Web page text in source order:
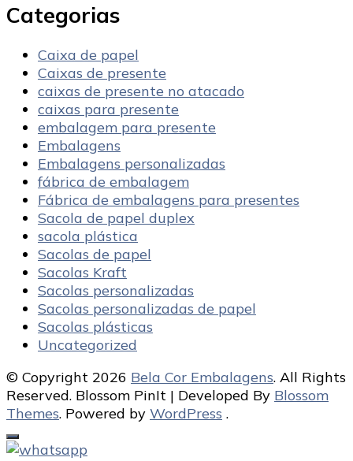
Categorias
Caixa de papel
Caixas de presente
caixas de presente no atacado
caixas para presente
embalagem para presente
Embalagens
Embalagens personalizadas
fábrica de embalagem
Fábrica de embalagens para presentes
Sacola de papel duplex
sacola plástica
Sacolas de papel
Sacolas Kraft
Sacolas personalizadas
Sacolas personalizadas de papel
Sacolas plásticas
Uncategorized
© Copyright 2026 Bela Cor Embalagens. All Rights
Reserved. Blossom PinIt | Developed By Blossom
Themes. Powered by WordPress .